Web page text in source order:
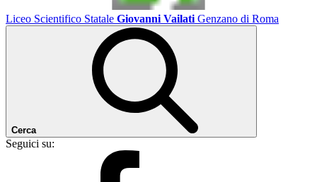
Liceo Scientifico Statale Giovanni Vailati Genzano di Roma
Cerca
Seguici su: